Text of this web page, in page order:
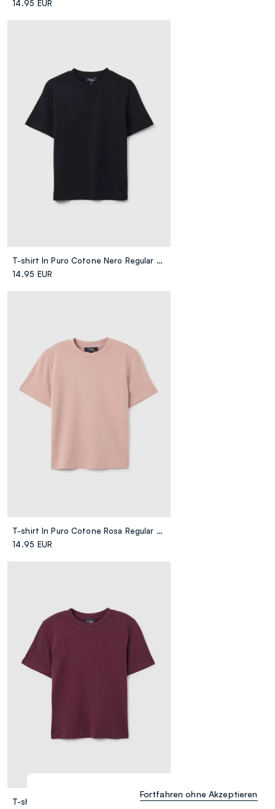
14.95 EUR
T-shirt In Puro Cotone Nero Regular Fit
14.95 EUR
T-shirt In Puro Cotone Rosa Regular Fit
14.95 EUR
T-shirt In Puro Cotone Viola Regular Fit
Fortfahren ohne Akzeptieren